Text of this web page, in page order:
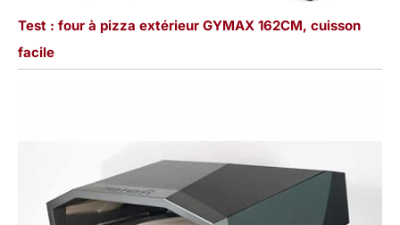
Test : four à pizza extérieur GYMAX 162CM, cuisson
facile